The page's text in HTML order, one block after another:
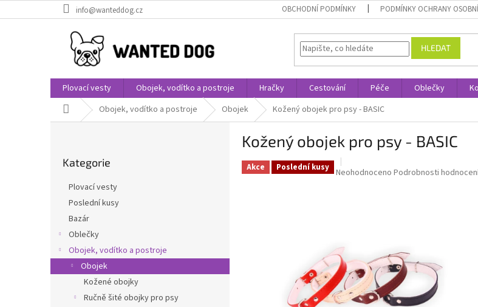
na
info@wanteddog.cz OBCHODNÍ PODMÍNKY PODMÍNKY OCHRANY
HLEDAT
Plovací vesty Obojek, vodítko a postroje Hračky Cestování Péče Oblečky
Domů Obojek, vodítko a postroje Obojek Kožený obojek pro psy - BASIC
a
n
kategorie
Kategorie
Plovací vesty
Poslední kusy
Bazár
Oblečky
Obojek, vodítko a postroje
Obojek
Kožené obojky
Ručně šité obojky pro psy
Kožený obojek pro psy - BASIC
Akce Poslední kusy
Průměrné
hvězdiček.
Neohodnoceno Podrobnosti